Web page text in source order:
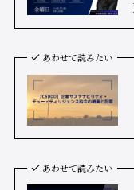
あわせて読みたい
あわせて読みたい